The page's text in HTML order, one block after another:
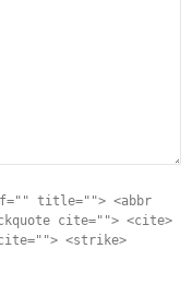
title=""> <abbr
cite=""> <cite>
cite=""> <strike>